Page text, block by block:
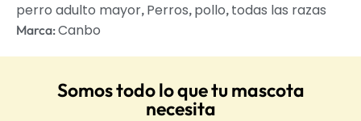
perro adulto mayor, Perros, pollo, todas las razas
Marca:Canbo
Somos todo lo que tu mascota
necesita